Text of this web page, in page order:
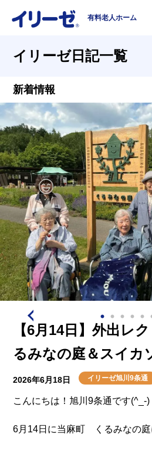
有料老人ホーム
施設を探す
イリーゼについて
イリーゼについて
有料老人ホームイリーゼ
イリーゼが選ばれる理由
一日の流れ
会社概要
入居までの流れ
よくある質問
お役立ち記事
知っておきたい介護の知識
介護用語をわかりやすく説明
有料老人ホームとは
意外と知らない介護保険の基
有料老人ホームを選ぶ時のポ
介護費用とお金について
見学予約
採用情報 会社概要
イリーゼ日記一覧
新着情報
【6月14日】外出
るみなの庭＆スイカ
2026年6月18日 イリーゼ旭川9条通
こんにちは！旭川9条通です(^_-)
6月14日に当麻町 くるみなの庭